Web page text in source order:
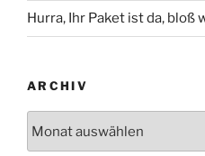
Hurra, Ihr Paket ist da, bloß
ARCHIV